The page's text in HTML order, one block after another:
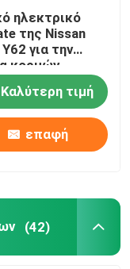
ηλεκτρικό
της Nissan
για την
κορμών
Καλύτερη τιμή
επαφή
(42)